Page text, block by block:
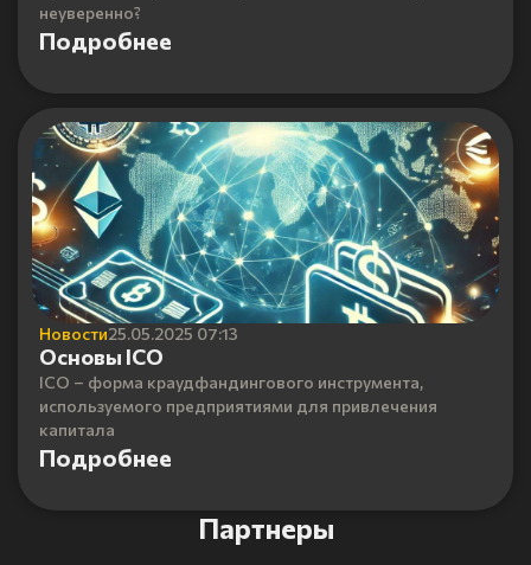
неуверенно?
Подробнее
Новости25.05.2025 07:13
Основы ICO
ICO – форма краудфандингового инструмента,
используемого предприятиями для привлечения
капитала
Подробнее
Партнеры